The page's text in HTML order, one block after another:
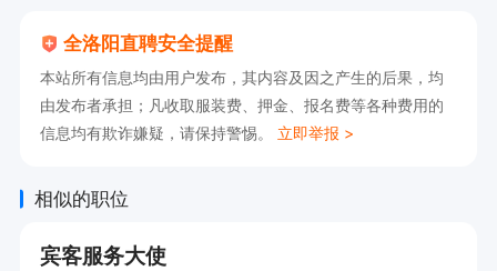
全洛阳直聘安全提醒
本站所有信息均由用户发布，其内容及因之产生的后果，均
由发布者承担；凡收取服装费、押金、报名费等各种费用的
信息均有欺诈嫌疑，请保持警惕。 立即举报 >
相似的职位
宾客服务大使